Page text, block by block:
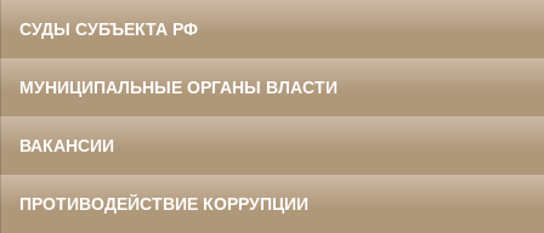
СУДЫ СУБЪЕКТА РФ
МУНИЦИПАЛЬНЫЕ ОРГАНЫ ВЛАСТИ
ВАКАНСИИ
ПРОТИВОДЕЙСТВИЕ КОРРУПЦИИ